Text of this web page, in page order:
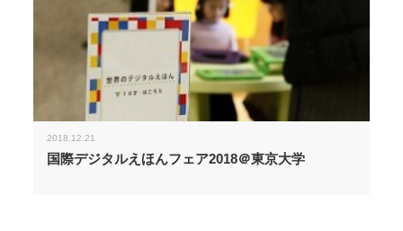
2018.12.21
国際デジタルえほんフェア2018＠東京大学